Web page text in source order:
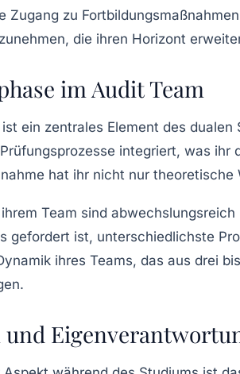
Zugang zu
die ihren Horizont
im Audit Team
ein zentrales Element des
Prüfungsprozesse integriert, was ihr
hat ihr nicht nur
Team sind
gefordert ist, unterschiedlichste
ihres Teams, das aus drei
und